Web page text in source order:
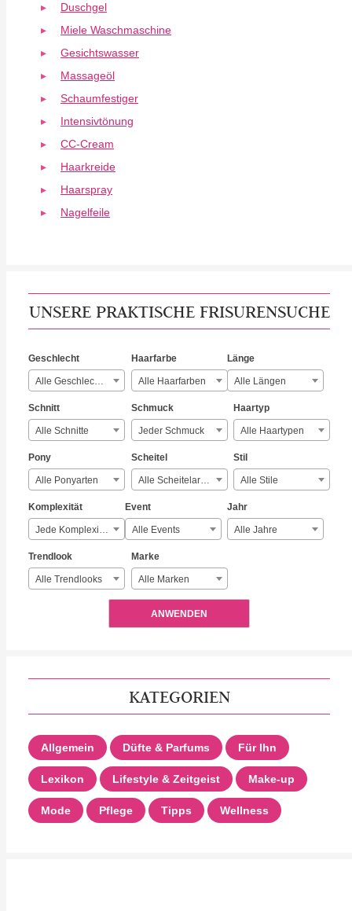
Duschgel
Miele Waschmaschine
Gesichtswasser
Massageöl
Schaumfestiger
Intensivtönung
CC-Cream
Haarkreide
Haarspray
Nagelfeile
UNSERE PRAKTISCHE FRISURENSUCHE
Geschlecht
Alle Geschlechter
Haarfarbe
Alle Haarfarben
Länge
Alle Längen
Schnitt
Alle Schnitte
Schmuck
Jeder Schmuck
Haartyp
Alle Haartypen
Pony
Alle Ponyarten
Scheitel
Alle Scheitelarten
Stil
Alle Stile
Komplexität
Jede Komplexität
Event
Alle Events
Jahr
Alle Jahre
Trendlook
Alle Trendlooks
Marke
Alle Marken
ANWENDEN
KATEGORIEN
Allgemein Düfte & Parfums Für Ihn
Lexikon Lifestyle & Zeitgeist Make-up
Mode Pflege Tipps Wellness